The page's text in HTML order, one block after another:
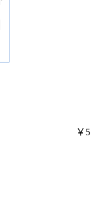
￥5